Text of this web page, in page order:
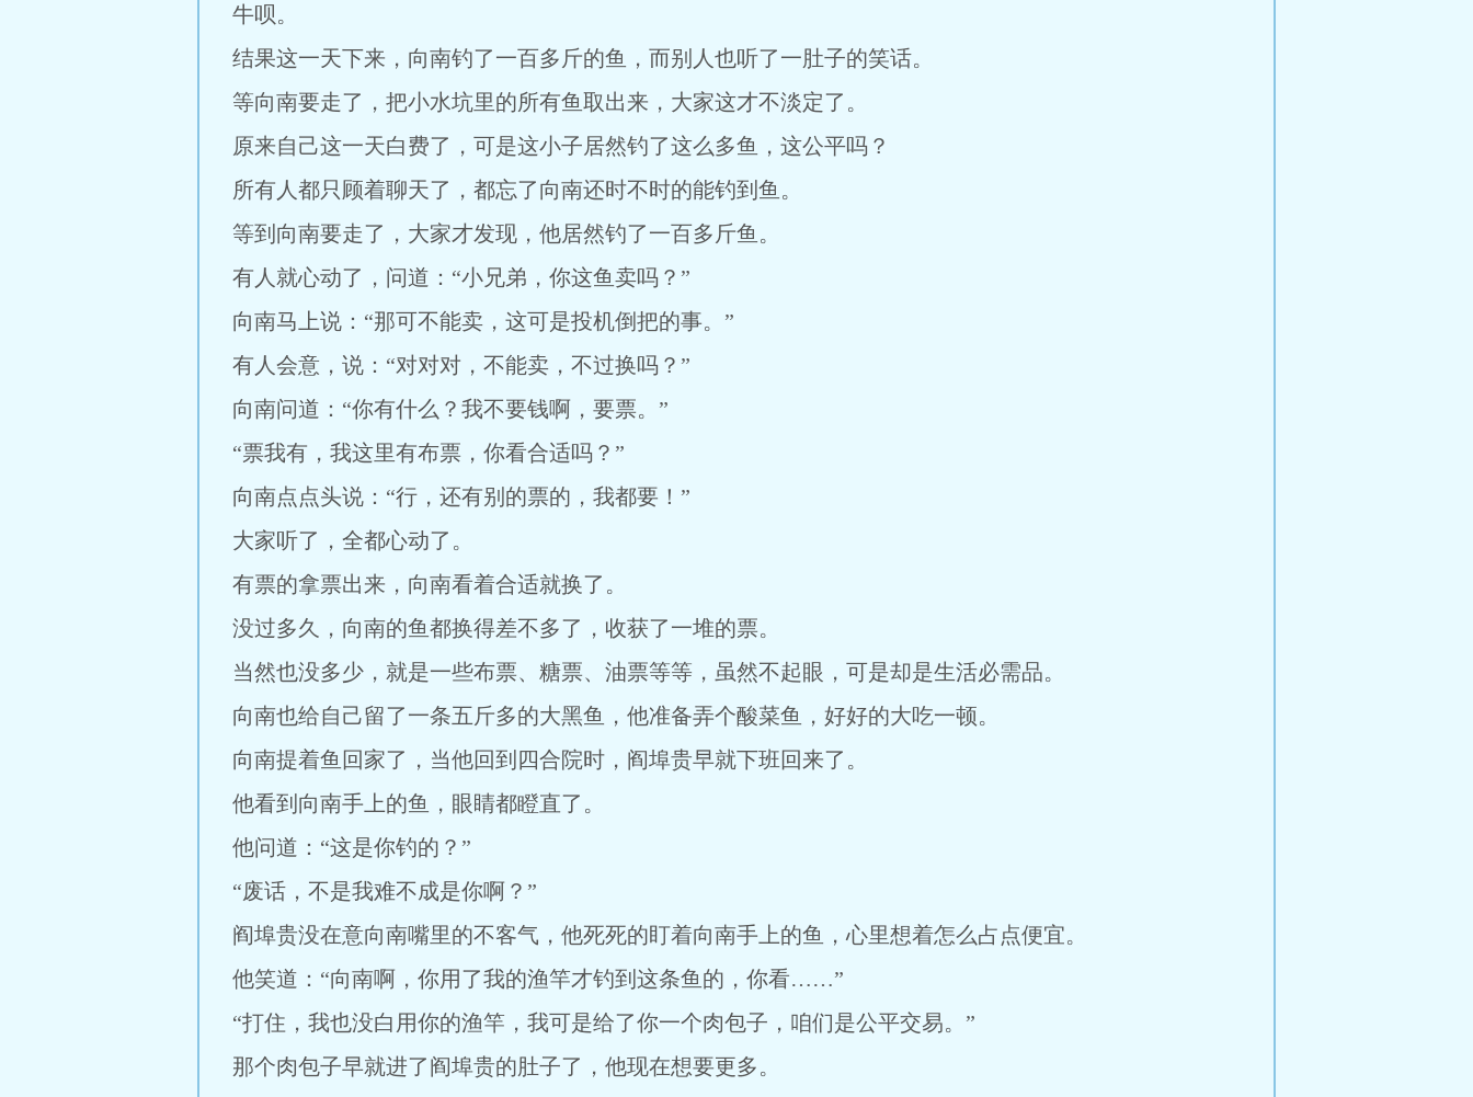
牛呗。
结果这一天下来，向南钓了一百多斤的鱼，而别人也听了一肚子的笑话。
等向南要走了，把小水坑里的所有鱼取出来，大家这才不淡定了。
原来自己这一天白费了，可是这小子居然钓了这么多鱼，这公平吗？
所有人都只顾着聊天了，都忘了向南还时不时的能钓到鱼。
等到向南要走了，大家才发现，他居然钓了一百多斤鱼。
有人就心动了，问道：“小兄弟，你这鱼卖吗？”
向南马上说：“那可不能卖，这可是投机倒把的事。”
有人会意，说：“对对对，不能卖，不过换吗？”
向南问道：“你有什么？我不要钱啊，要票。”
“票我有，我这里有布票，你看合适吗？”
向南点点头说：“行，还有别的票的，我都要！”
大家听了，全都心动了。
有票的拿票出来，向南看着合适就换了。
没过多久，向南的鱼都换得差不多了，收获了一堆的票。
当然也没多少，就是一些布票、糖票、油票等等，虽然不起眼，可是却是生活必需品。
向南也给自己留了一条五斤多的大黑鱼，他准备弄个酸菜鱼，好好的大吃一顿。
向南提着鱼回家了，当他回到四合院时，阎埠贵早就下班回来了。
他看到向南手上的鱼，眼睛都瞪直了。
他问道：“这是你钓的？”
“废话，不是我难不成是你啊？”
阎埠贵没在意向南嘴里的不客气，他死死的盯着向南手上的鱼，心里想着怎么占点便宜。
他笑道：“向南啊，你用了我的渔竿才钓到这条鱼的，你看……”
“打住，我也没白用你的渔竿，我可是给了你一个肉包子，咱们是公平交易。”
那个肉包子早就进了阎埠贵的肚子了，他现在想要更多。